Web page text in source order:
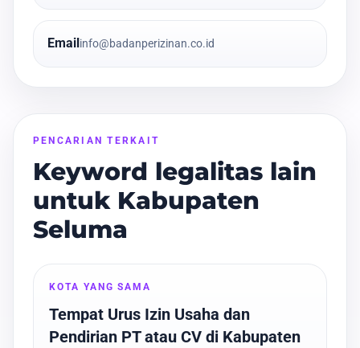
Email info@badanperizinan.co.id
PENCARIAN TERKAIT
Keyword legalitas lain
untuk Kabupaten
Seluma
KOTA YANG SAMA
Tempat Urus Izin Usaha dan
Pendirian PT atau CV di Kabupaten